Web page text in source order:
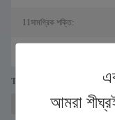
আমরা
11সামগ্রিক শক্তি:
Tags:
লেজার মার্কিং সরঞ্জাম